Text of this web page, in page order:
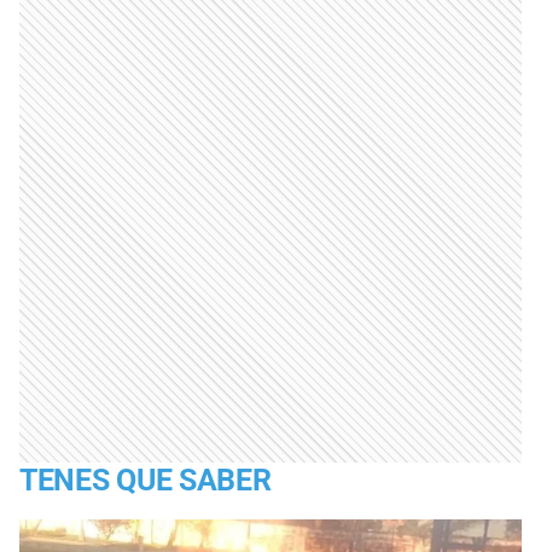
TENES QUE SABER